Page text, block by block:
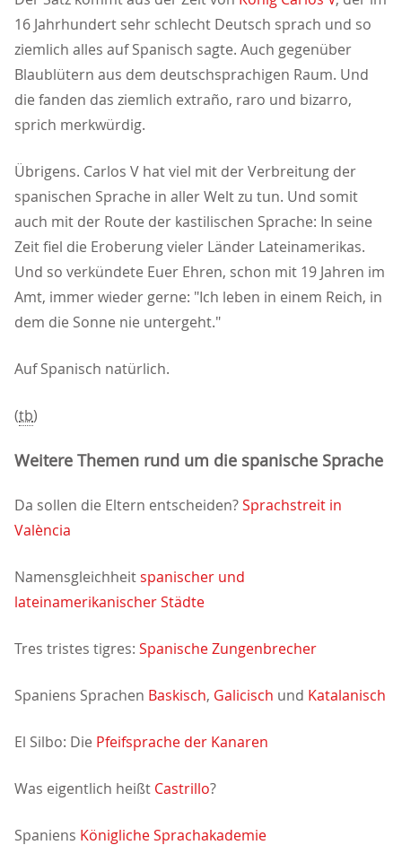
16 Jahrhundert sehr schlecht Deutsch sprach und so
ziemlich alles auf Spanisch sagte. Auch gegenüber
Blaublütern aus dem deutschsprachigen Raum. Und
die fanden das ziemlich extraño, raro und bizarro,
sprich merkwürdig.
Übrigens. Carlos V hat viel mit der Verbreitung der
spanischen Sprache in aller Welt zu tun. Und somit
auch mit der Route der kastilischen Sprache: In seine
Zeit fiel die Eroberung vieler Länder Lateinamerikas.
Und so verkündete Euer Ehren, schon mit 19 Jahren im
Amt, immer wieder gerne: "Ich leben in einem Reich, in
dem die Sonne nie untergeht."
Auf Spanisch natürlich.
(tb)
Weitere Themen rund um die spanische Sprache
Da sollen die Eltern entscheiden?Sprachstreit in
València
Namensgleichheitspanischer und
lateinamerikanischer Städte
Tres tristes tigres: Spanische Zungenbrecher
Spaniens Sprachen Baskisch, Galicisch und Katalanisch
El Silbo: Die Pfeifsprache der Kanaren
Was eigentlich heißt Castrillo?
Spaniens Königliche Sprachakademie